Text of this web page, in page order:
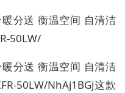
分送 衡温空间 自清洁
50LW/
分送 衡温空间 自清洁
50LW/NhAj1BGj这款